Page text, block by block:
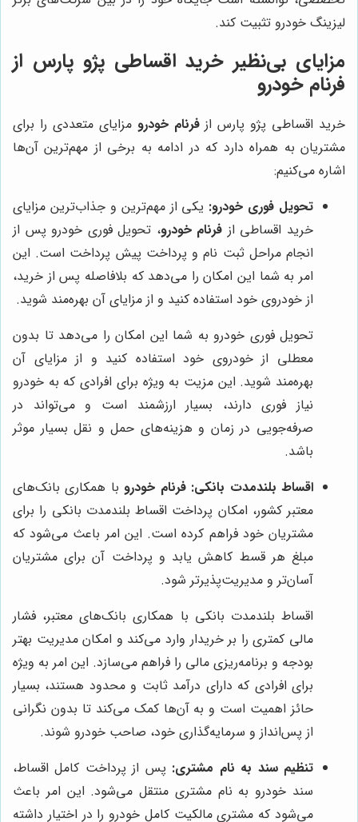
لیزینگ خودرو تثبیت کند.
مزایای بی‌نظیر خرید اقساطی پژو پارس از
فرنام خودرو
خرید اقساطی پژو پارس ازفرنام خودرو مزایای متعددی را برای
مشتریان به همراه دارد که در ادامه به برخی از مهم‌ترین آن‌ها
اشاره می‌کنیم:
تحویل فوری خودرو: یکی از مهم‌ترین و جذاب‌ترین مزایای
خرید اقساطی از فرنام خودرو، تحویل فوری خودرو پس از
انجام مراحل ثبت نام و پرداخت پیش پرداخت است. این
امر به شما این امکان را می‌دهد که بلافاصله پس از خرید،
از خودروی خود استفاده کنید و از مزایای آن بهره‌مند شوید.
تحویل فوری خودرو به شما این امکان را می‌دهد تا بدون
معطلی از خودروی خود استفاده کنید و از مزایای آن
بهره‌مند شوید. این مزیت به ویژه برای افرادی که به خودرو
نیاز فوری دارند، بسیار ارزشمند است و می‌تواند در
صرفه‌جویی در زمان و هزینه‌های حمل و نقل بسیار موثر
باشد.
اقساط بلندمدت بانکی: فرنام خودرو با همکاری بانک‌های
معتبر کشور، امکان پرداخت اقساط بلندمدت بانکی را برای
مشتریان خود فراهم کرده است. این امر باعث می‌شود که
مبلغ هر قسط کاهش یابد و پرداخت آن برای مشتریان
آسان‌تر و مدیریت‌پذیرتر شود.
اقساط بلندمدت بانکی با همکاری بانک‌های معتبر، فشار
مالی کمتری را بر خریدار وارد می‌کند و امکان مدیریت بهتر
بودجه و برنامه‌ریزی مالی را فراهم می‌سازد. این امر به ویژه
برای افرادی که دارای درآمد ثابت و محدود هستند، بسیار
حائز اهمیت است و به آن‌ها کمک می‌کند تا بدون نگرانی
از پس‌انداز و سرمایه‌گذاری خود، صاحب خودرو شوند.
تنظیم سند به نام مشتری: پس از پرداخت کامل اقساط،
سند خودرو به نام مشتری منتقل می‌شود. این امر باعث
می‌شود که مشتری مالکیت کامل خودرو را در اختیار داشته